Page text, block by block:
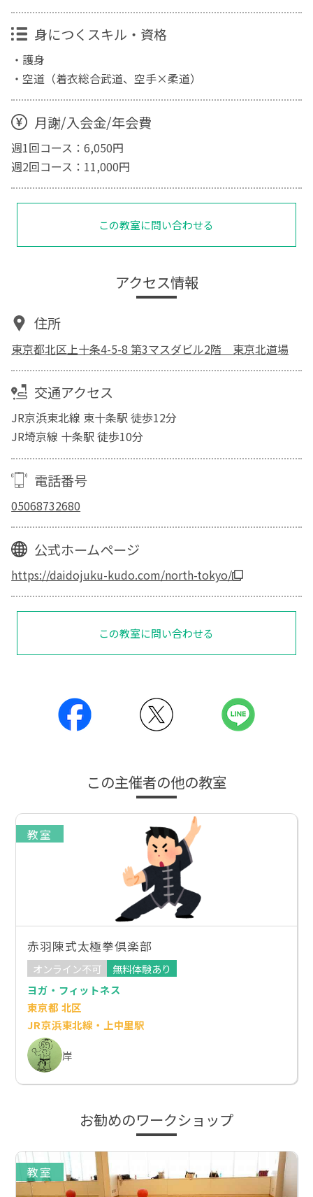
身につくスキル・資格
・護身
・空道（着衣総合武道、空手×柔道）
月謝/入会金/年会費
週1回コース：6,050円
週2回コース：11,000円
この教室に問い合わせる
アクセス情報
住所
東京都北区上十条4-5-8 第3マスダビル2階 東京北道場
交通アクセス
JR京浜東北線 東十条駅 徒歩12分
JR埼京線 十条駅 徒歩10分
電話番号
05068732680
公式ホームページ
https://daidojuku-kudo.com/north-tokyo/
この教室に問い合わせる
この主催者の他の教室
教室
赤羽陳式太極拳倶楽部
オンライン不可
無料体験あり
ヨガ・フィットネス
東京都 北区
JR京浜東北線・上中里駅
岸
お勧めのワークショップ
教室